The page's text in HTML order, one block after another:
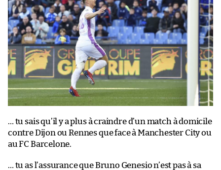
… tu sais qu’il y a plus à craindre d’un match à domicile
contre Dijon ou Rennes que face à Manchester City ou
au FC Barcelone.
… tu as l’assurance que Bruno Genesio n’est pas à sa